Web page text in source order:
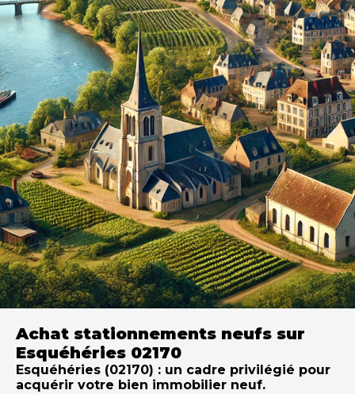
Achat stationnements neufs sur
Esquéhéries 02170
Esquéhéries (02170) : un cadre privilégié pour
acquérir votre bien immobilier neuf.